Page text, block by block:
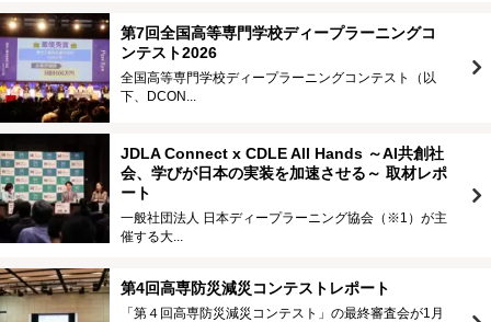
第7回全国高等専門学校ディープラーニングコ
ンテスト2026
全国高等専門学校ディープラーニングコンテスト（以
下、DCON...
JDLA Connect x CDLE All Hands ～AI共創社
会、学びが日本の実装を加速させる～ 取材レポ
ート
一般社団法人 日本ディープラーニング協会（※1）が主
催する大...
第4回高専防災減災コンテストレポート
「第４回高専防災減災コンテスト」の最終審査会が1月